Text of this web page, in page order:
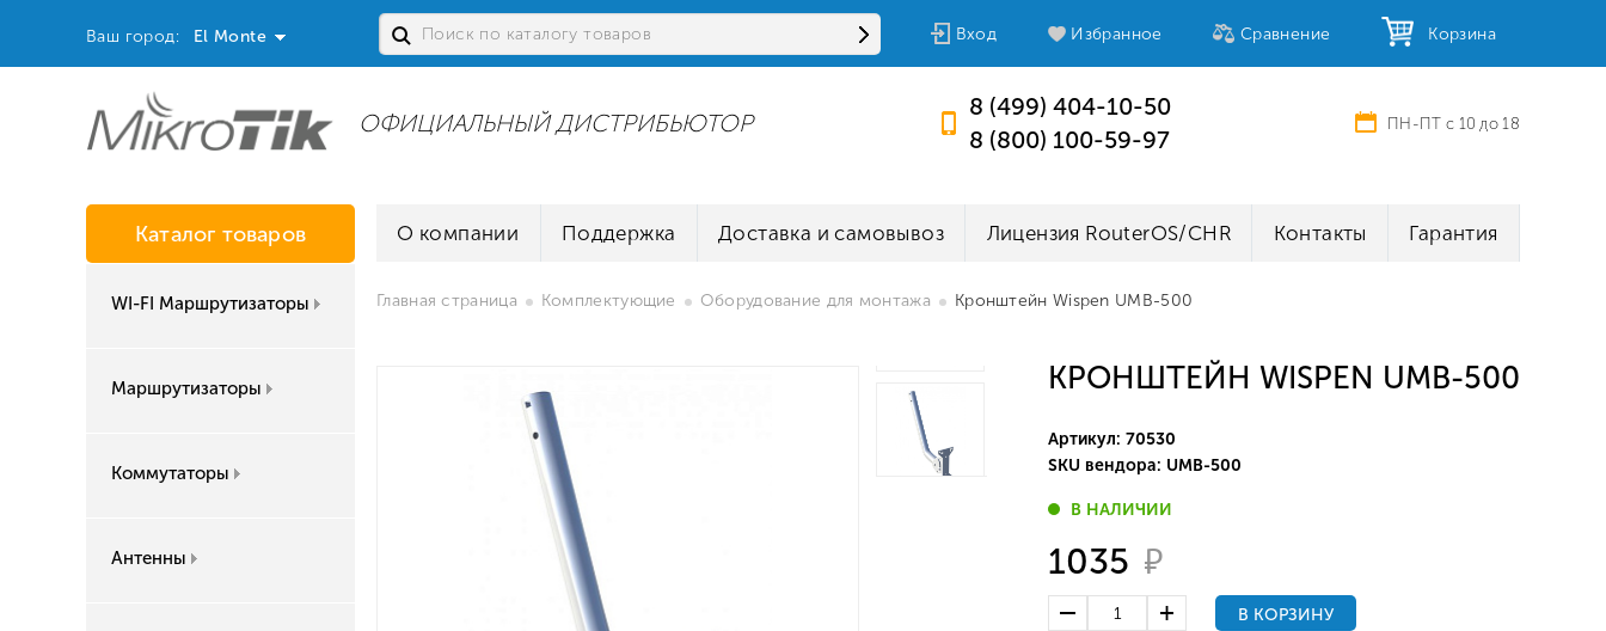
Ваш город: El Monte Вход Избранное Сравнение Корзина
ОФИЦИАЛЬНЫЙ ДИСТРИБЬЮТОР
8 (499) 404-10-50
8 (800) 100-59-97
ПН-ПТ с 10 до 18
Каталог товаров
WI-FI Маршрутизаторы
Маршрутизаторы
Коммутаторы
Антенны
О компании Поддержка Доставка и самовывоз Лицензия RouterOS/CHR Контакты Гарантия
Главная страница Комплектующие Оборудование для монтажа Кронштейн Wispen UMB-500
КРОНШТЕЙН WISPEN UMB-500
Артикул: 70530
SKU вендора: UMB-500
В НАЛИЧИИ
1035 ₽
В КОРЗИНУ